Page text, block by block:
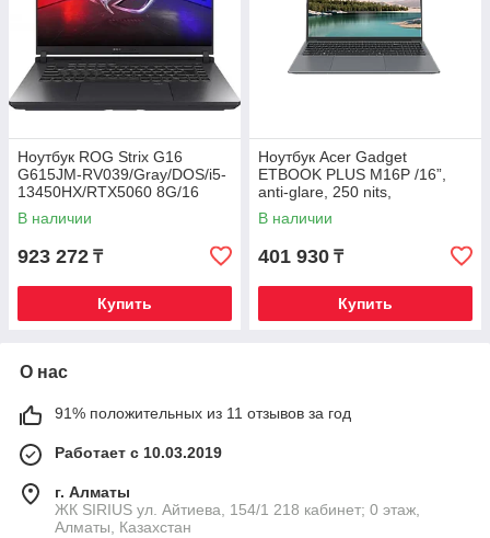
Ноутбук ROG Strix G16
G615JM-RV039/Gray/DOS/i5-
13450HX/RTX5060 8G/16
WUXGA 16:10 165Hz
300nt/D5 16G/1T PCIe/WF
В наличии
923 272 ₸
Купить
Ноутбук Acer Gadget
ETBOOK PLUS M16P /16”,
anti-glare, 250 nits,
1920x1200 resolution / Intel
Core i
В наличии
401 930 ₸
Купить
О нас
91% положительных из 11 отзывов за год
Работает с 10.03.2019
г. Алматы
​ЖК SIRIUS​ ул. Айтиева, 154/1​ 218 кабинет; 0 этаж,
Алматы, Казахстан